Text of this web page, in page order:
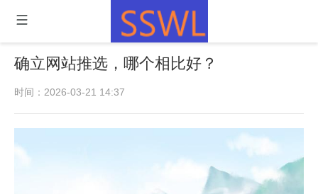
确立网站推选，哪个相比好？
时间：2026-03-21 14:37